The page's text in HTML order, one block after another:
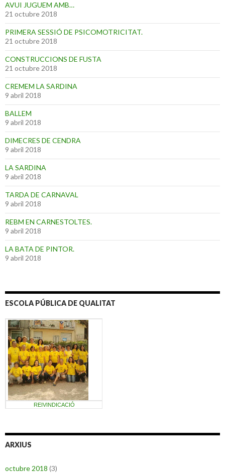
AVUI JUGUEM AMB…
21 octubre 2018
PRIMERA SESSIÓ DE PSICOMOTRICITAT.
21 octubre 2018
CONSTRUCCIONS DE FUSTA
21 octubre 2018
CREMEM LA SARDINA
9 abril 2018
BALLEM
9 abril 2018
DIMECRES DE CENDRA
9 abril 2018
LA SARDINA
9 abril 2018
TARDA DE CARNAVAL
9 abril 2018
REBM EN CARNESTOLTES.
9 abril 2018
LA BATA DE PINTOR.
9 abril 2018
ESCOLA PÚBLICA DE QUALITAT
REIVINDICACIÓ
ARXIUS
octubre 2018 (3)